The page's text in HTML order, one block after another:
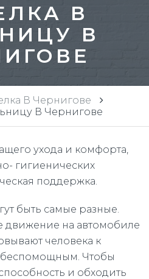
В
В
В Чернигове
В Чернигове
ухода и комфорта,
гигиенических
поддержка.
быть самые разные.
движение на автомобиле
человека к
беспомощным. Чтобы
и обходить